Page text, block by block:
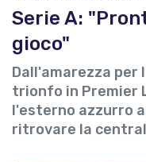
Serie A:
gioco"
Dall'amarezza per
trionfo in Premier
l'esterno azzurro
ritrovare la